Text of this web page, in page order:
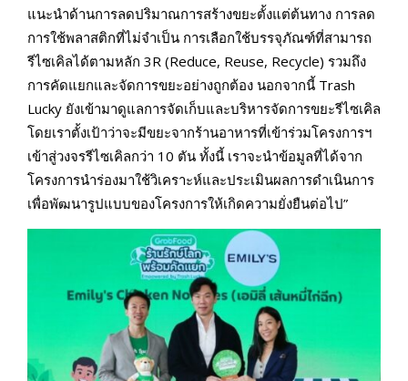
แนะนำด้านการลดปริมาณการสร้างขยะตั้งแต่ต้นทาง การลด
การใช้พลาสติกที่ไม่จำเป็น การเลือกใช้บรรจุภัณฑ์ที่สามารถ
รีไซเคิลได้ตามหลัก 3R (Reduce, Reuse, Recycle) รวมถึง
การคัดแยกและจัดการขยะอย่างถูกต้อง นอกจากนี้ Trash
Lucky ยังเข้ามาดูแลการจัดเก็บและบริหารจัดการขยะรีไซเคิล
โดยเราตั้งเป้าว่าจะมีขยะจากร้านอาหารที่เข้าร่วมโครงการฯ
เข้าสู่วงจรรีไซเคิลกว่า 10 ตัน ทั้งนี้ เราจะนำข้อมูลที่ได้จาก
โครงการนำร่องมาใช้วิเคราะห์และประเมินผลการดำเนินการ
เพื่อพัฒนารูปแบบของโครงการให้เกิดความยั่งยืนต่อไป”